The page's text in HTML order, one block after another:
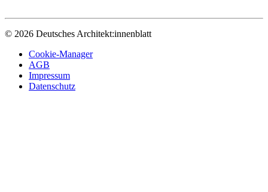
© 2026 Deutsches Architekt:innenblatt
Cookie-Manager
AGB
Impressum
Datenschutz